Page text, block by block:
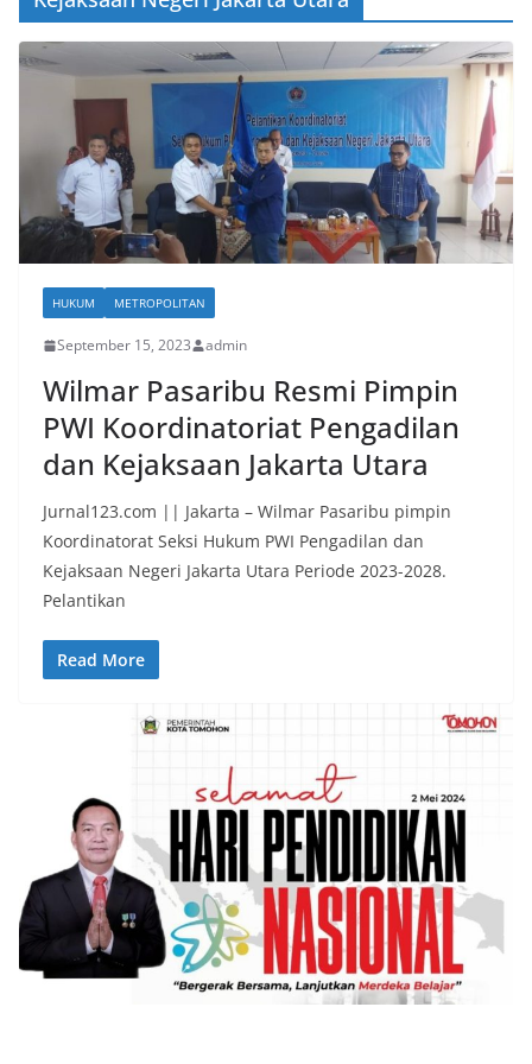
HUKUM METROPOLITAN
September 15, 2023 admin
Wilmar Pasaribu Resmi Pimpin
PWI Koordinatoriat Pengadilan
dan Kejaksaan Jakarta Utara
Jurnal123.com || Jakarta – Wilmar Pasaribu pimpin
Koordinatorat Seksi Hukum PWI Pengadilan dan
Kejaksaan Negeri Jakarta Utara Periode 2023-2028.
Pelantikan
Read More